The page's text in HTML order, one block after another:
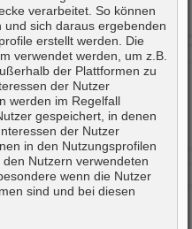
verarbeitet. So können
sich daraus ergebenden
erstellt werden. Die
verwendet werden, um z.B.
der Plattformen zu
der Nutzer
werden im Regelfall
gespeichert, in denen
der Nutzer
in den Nutzungsprofilen
Nutzern verwendeten
wenn die Nutzer
sind und bei diesen